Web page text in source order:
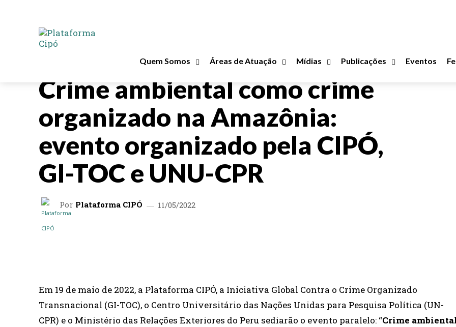
Quem Somos Áreas de Atuação Mídias Publicações Eventos
Crime ambiental como crime
organizado na Amazônia:
evento organizado pela CIPÓ,
GI-TOC e UNU-CPR
Por Plataforma CIPÓ 11/05/2022
Em 19 de maio de 2022, a Plataforma CIPÓ, a Iniciativa Global Contra o Crime Organizado
Transnacional (GI-TOC), o Centro Universitário das Nações Unidas para Pesquisa Política (UN-
CPR) e o Ministério das Relações Exteriores do Peru sediarão o evento paralelo: “Crime